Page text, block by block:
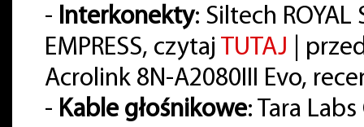
- Interkonekty: Siltech ROYAL
EMPRESS, czytaj TUTAJ |
Acrolink 8N-A2080III Evo,
- Kable głośnikowe: Tara